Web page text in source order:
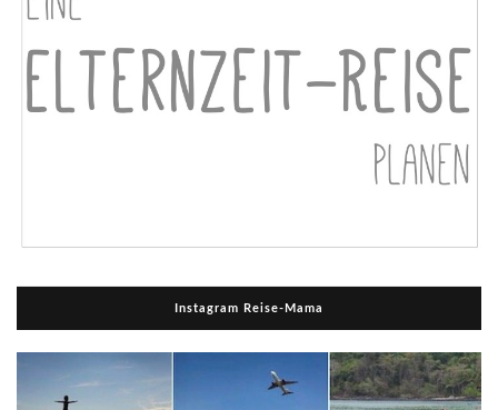
Instagram Reise-Mama